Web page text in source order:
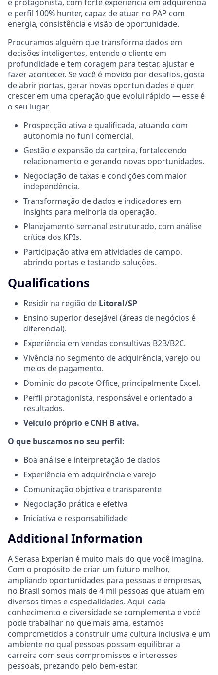
e protagonista, com forte experiência em adquirência
e perfil 100% hunter, capaz de atuar no PAP com
energia, consistência e visão de oportunidade.
Procuramos alguém que transforma dados em
decisões inteligentes, entende o cliente em
profundidade e tem coragem para testar, ajustar e
fazer acontecer. Se você é movido por desafios, gosta
de abrir portas, gerar novas oportunidades e quer
crescer em uma operação que evolui rápido — esse é
o seu lugar.
Prospecção ativa e qualificada, atuando com
autonomia no funil comercial.
Gestão e expansão da carteira, fortalecendo
relacionamento e gerando novas oportunidades.
Negociação de taxas e condições com maior
independência.
Transformação de dados e indicadores em
insights para melhoria da operação.
Planejamento semanal estruturado, com análise
crítica dos KPIs.
Participação ativa em atividades de campo,
abrindo portas e testando soluções.
Qualifications
Residir na região de Litoral/SP
Ensino superior desejável (áreas de negócios é
diferencial).
Experiência em vendas consultivas B2B/B2C.
Vivência no segmento de adquirência, varejo ou
meios de pagamento.
Domínio do pacote Office, principalmente Excel.
Perfil protagonista, responsável e orientado a
resultados.
Veículo próprio e CNH B ativa.
O que buscamos no seu perfil:
Boa análise e interpretação de dados
Experiência em adquirência e varejo
Comunicação objetiva e transparente
Negociação prática e efetiva
Iniciativa e responsabilidade
Additional Information
A Serasa Experian é muito mais do que você imagina.
Com o propósito de criar um futuro melhor,
ampliando oportunidades para pessoas e empresas,
no Brasil somos mais de 4 mil pessoas que atuam em
diversos times e especialidades. Aqui, cada
conhecimento e diversidade se complementa e você
pode trabalhar no que mais ama, estamos
comprometidos a construir uma cultura inclusiva e um
ambiente no qual pessoas possam equilibrar a
carreira com seus compromissos e interesses
pessoais, prezando pelo bem-estar.